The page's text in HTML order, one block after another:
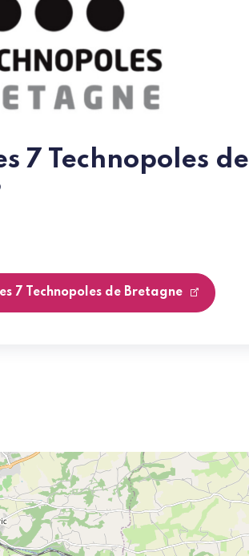
7 Technopoles de
7 Technopoles de Bretagne